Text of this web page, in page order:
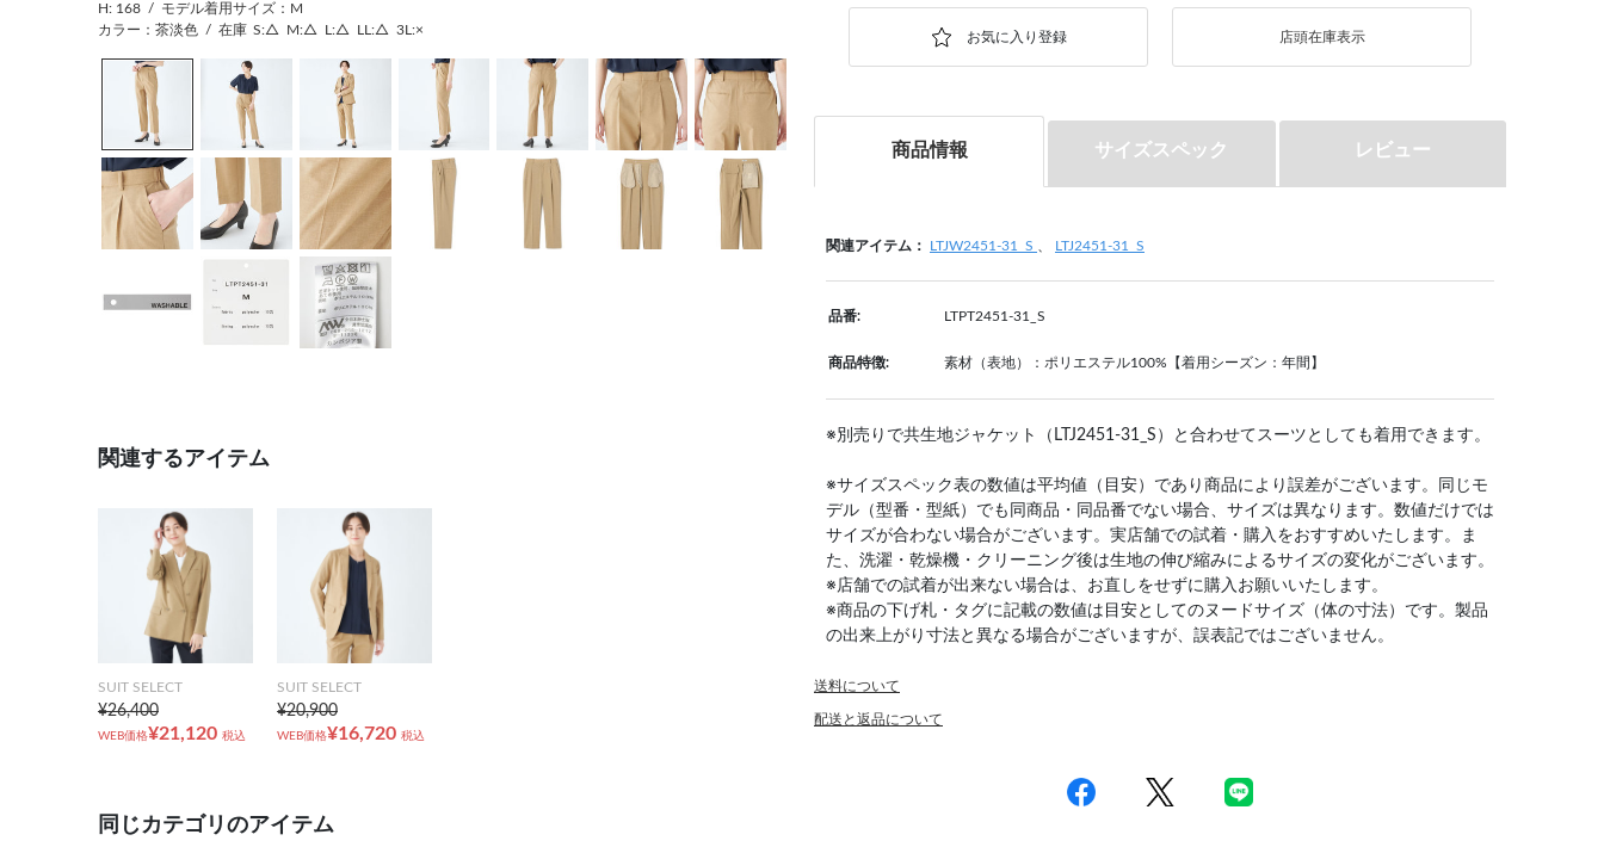
H: 168 / モデル着用サイズ：M
カラー：茶淡色 / 在庫 S:△ M:△ L:△ LL:△ 3L:×
関連するアイテム
SUIT SELECT
¥26,400
WEB価格¥21,120 税込
SUIT SELECT
¥20,900
WEB価格¥16,720 税込
同じカテゴリのアイテム
店頭在庫表示
商品情報 サイズスペック レビュー
関連アイテム： LTJW2451-31_S LTJ2451-31_S
品番: LTPT2451-31_S
商品特徴: 素材（表地）：ポリエステル100%【着用シーズン：年間】
※別売りで共生地ジャケット（LTJ2451-31_S）と合わせてスーツとしても着用できます。
※サイズスペック表の数値は平均値（目安）であり商品により誤差がございます。同じモ
デル（型番・型紙）でも同商品・同品番でない場合、サイズは異なります。数値だけでは
サイズが合わない場合がございます。実店舗での試着・購入をおすすめいたします。ま
た、洗濯・乾燥機・クリーニング後は生地の伸び縮みによるサイズの変化がございます。
※店舗での試着が出来ない場合は、お直しをせずに購入お願いいたします。
※商品の下げ札・タグに記載の数値は目安としてのヌードサイズ（体の寸法）です。製品
の出来上がり寸法と異なる場合がございますが、誤表記ではございません。
送料について
配送と返品について